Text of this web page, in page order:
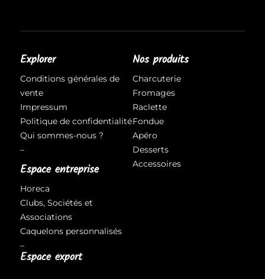
Explorer
Conditions générales de
vente
Impressum
Politique de confidentialité
Qui sommes-nous ?
–
Espace entreprise
Horeca
Clubs, Sociétés et
Associations
Caquelons personnalisés
–
Espace export
Nos produits
Charcuterie
Fromages
Raclette
Fondue
Apéro
Desserts
Accessoires